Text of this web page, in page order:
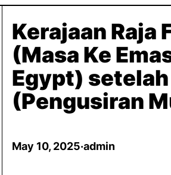
Kerajaan Raja
(Masa Ke
Egypt)
(Pengusiran
May 10, 2025·admin